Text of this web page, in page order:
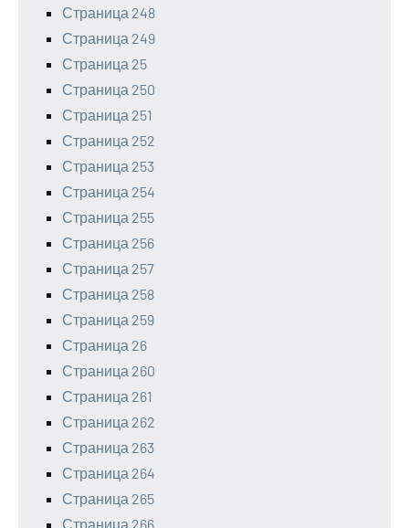
Страница 248
Страница 249
Страница 25
Страница 250
Страница 251
Страница 252
Страница 253
Страница 254
Страница 255
Страница 256
Страница 257
Страница 258
Страница 259
Страница 26
Страница 260
Страница 261
Страница 262
Страница 263
Страница 264
Страница 265
Страница 266